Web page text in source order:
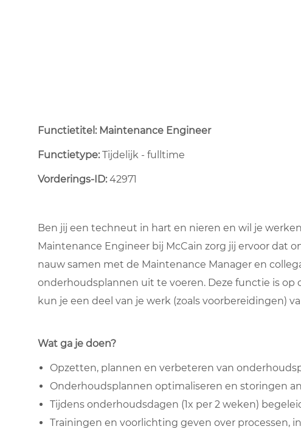
Functietitel: Maintenance Engineer
Functietype:Tijdelijk - fulltime ​
Vorderings-ID:42971
Ben jij een techneut in hart en nieren en wil je
Maintenance Engineer bij McCain zorg jij ervoor dat
nauw samen met de Maintenance Manager en
onderhoudsplannen uit te voeren. Deze functie is
kun je een deel van je werk (zoals voorbereidingen)
Wat ga je doen?
Opzetten, plannen en verbeteren van
Onderhoudsplannen optimaliseren en storingen
Tijdens onderhoudsdagen (1x per 2 weken)
Trainingen en voorlichting geven over processen,